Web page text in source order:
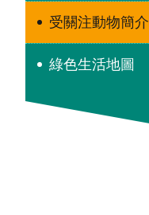
受關注動物簡介
綠色生活地圖